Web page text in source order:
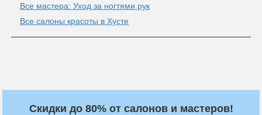
Все мастера: Уход за ногтями рук
Все салоны красоты в Хусте
Скидки до 80% от салонов и мастеров!